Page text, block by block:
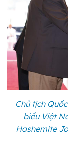
Chủ tịch
biểu Việt
Hashemite